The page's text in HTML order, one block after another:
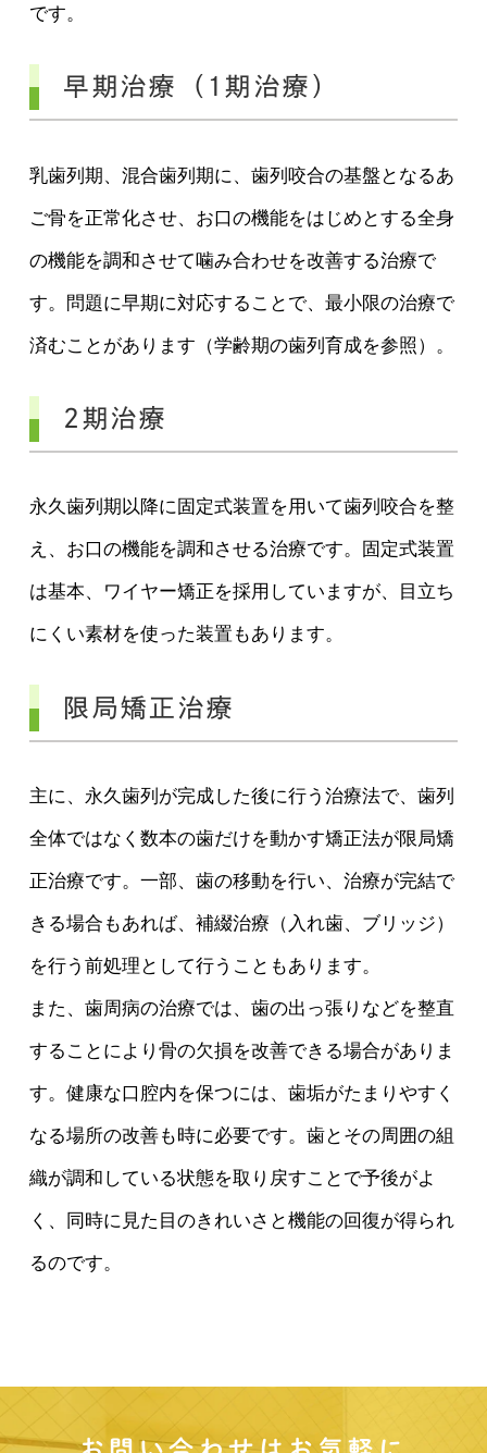
です。
早期治療（1期治療）
乳歯列期、混合歯列期に、歯列咬合の基盤となるあ
ご骨を正常化させ、お口の機能をはじめとする全身
の機能を調和させて噛み合わせを改善する治療で
す。問題に早期に対応することで、最小限の治療で
済むことがあります（学齢期の歯列育成を参照）。
2期治療
永久歯列期以降に固定式装置を用いて歯列咬合を整
え、お口の機能を調和させる治療です。固定式装置
は基本、ワイヤー矯正を採用していますが、目立ち
にくい素材を使った装置もあります。
限局矯正治療
主に、永久歯列が完成した後に行う治療法で、歯列
全体ではなく数本の歯だけを動かす矯正法が限局矯
正治療です。一部、歯の移動を行い、治療が完結で
きる場合もあれば、補綴治療（入れ歯、ブリッジ）
を行う前処理として行うこともあります。
また、歯周病の治療では、歯の出っ張りなどを整直
することにより骨の欠損を改善できる場合がありま
す。健康な口腔内を保つには、歯垢がたまりやすく
なる場所の改善も時に必要です。歯とその周囲の組
織が調和している状態を取り戻すことで予後がよ
く、同時に見た目のきれいさと機能の回復が得られ
るのです。